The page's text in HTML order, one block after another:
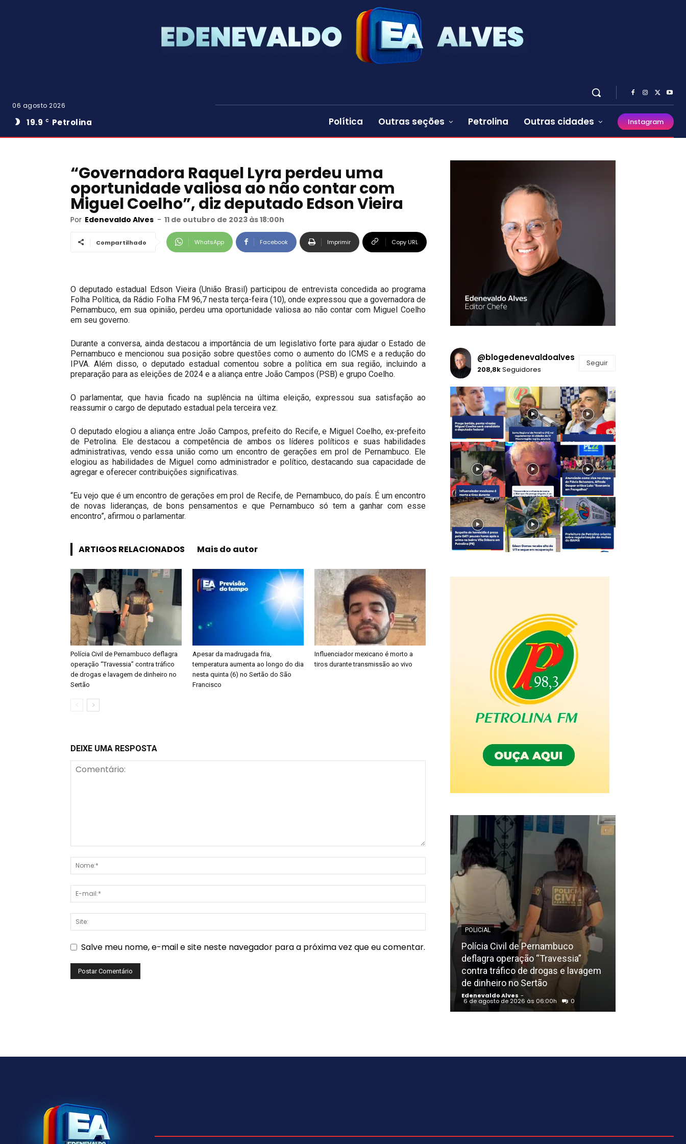
06 agosto 2026
19.9 C Petrolina Política Outras seções Petrolina Outras cidades Instagram
“Governadora Raquel Lyra perdeu uma
oportunidade valiosa ao não contar com
Miguel Coelho”, diz deputado Edson Vieira
Por Edenevaldo Alves - 11 de outubro de 2023 às 18:00h
Compartilhado WhatsApp Facebook Imprimir Copy URL
O deputado estadual Edson Vieira (União Brasil) participou de entrevista concedida ao programa
Folha Política, da Rádio Folha FM 96,7 nesta terça-feira (10), onde expressou que a governadora de
Pernambuco, em sua opinião, perdeu uma oportunidade valiosa ao não contar com Miguel Coelho
em seu governo.
Durante a conversa, ainda destacou a importância de um legislativo forte para ajudar o Estado de
Pernambuco e mencionou sua posição sobre questões como o aumento do ICMS e a redução do
IPVA. Além disso, o deputado estadual comentou sobre a política em sua região, incluindo a
preparação para as eleições de 2024 e a aliança entre João Campos (PSB) e grupo Coelho.
O parlamentar, que havia ficado na suplência na última eleição, expressou sua satisfação ao
reassumir o cargo de deputado estadual pela terceira vez.
O deputado elogiou a aliança entre João Campos, prefeito do Recife, e Miguel Coelho, ex-prefeito
de Petrolina. Ele destacou a competência de ambos os líderes políticos e suas habilidades
administrativas, vendo essa união como um encontro de gerações em prol de Pernambuco. Ele
elogiou as habilidades de Miguel como administrador e político, destacando sua capacidade de
agregar e oferecer contribuições significativas.
“Eu vejo que é um encontro de gerações em prol de Recife, de Pernambuco, do país. É um encontro
de novas lideranças, de bons pensamentos e que Pernambuco só tem a ganhar com esse
encontro”, afirmou o parlamentar.
ARTIGOS RELACIONADOS Mais do autor
Polícia Civil de Pernambuco deflagra
operação “Travessia” contra tráfico
de drogas e lavagem de dinheiro no
Sertão
Apesar da madrugada fria,
temperatura aumenta ao longo do dia
nesta quinta (6) no Sertão do São
Francisco
Influenciador mexicano é morto a
tiros durante transmissão ao vivo
DEIXE UMA RESPOSTA
Salve meu nome, e-mail e site neste navegador para a próxima vez que eu comentar.
@blogedenevaldoalves
208,8kSeguidores
Seguir
POLICIAL
Polícia Civil de Pernambuco
deflagra operação “Travessia”
contra tráfico de drogas e lavagem
de dinheiro no Sertão
Edenevaldo Alves -
6 de agosto de 2026 às 06:00h 0